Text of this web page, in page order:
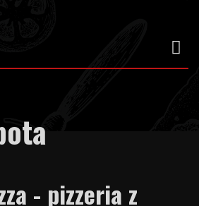
- pizzeria z